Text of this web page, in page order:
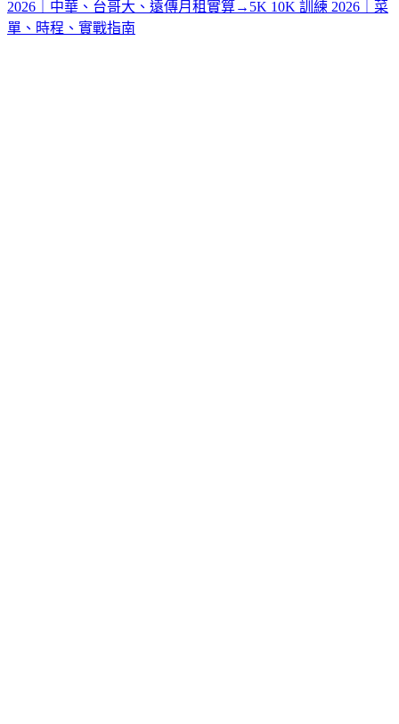
2026｜中華、台哥大、遠傳月租實算→ 5K 10K 訓練 2026｜菜
單、時程、實戰指南